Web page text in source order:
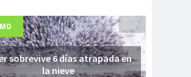
sobrevive 6 días atrapada en
la nieve